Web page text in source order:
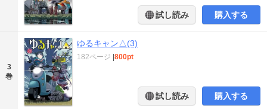
試し読み 購入する
3
巻
ゆるキャン△(3)
182ページ |800pt
試し読み 購入する